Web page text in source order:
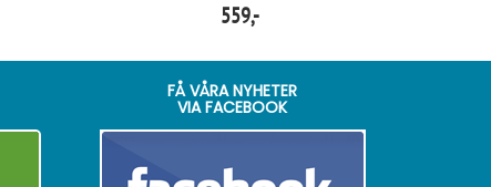
559,-
FÅ VÅRA NYHETER
VIA FACEBOOK